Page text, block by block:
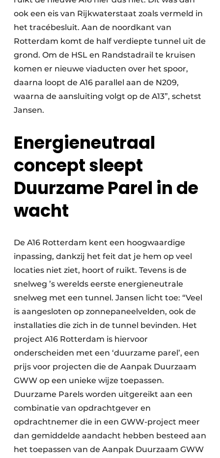
ook een eis van Rijkwaterstaat zoals vermeld in
het tracébesluit. Aan de noordkant van
Rotterdam komt de half verdiepte tunnel uit de
grond. Om de HSL en Randstadrail te kruisen
komen er nieuwe viaducten over het spoor,
daarna loopt de A16 parallel aan de N209,
waarna de aansluiting volgt op de A13”, schetst
Jansen.
Energieneutraal
concept sleept
Duurzame Parel in de
wacht
De A16 Rotterdam kent een hoogwaardige
inpassing, dankzij het feit dat je hem op veel
locaties niet ziet, hoort of ruikt. Tevens is de
snelweg ’s werelds eerste energieneutrale
snelweg met een tunnel. Jansen licht toe: “Veel
is aangesloten op zonnepaneelvelden, ook de
installaties die zich in de tunnel bevinden. Het
project A16 Rotterdam is hiervoor
onderscheiden met een ‘duurzame parel’, een
prijs voor projecten die de Aanpak Duurzaam
GWW op een unieke wijze toepassen.
Duurzame Parels worden uitgereikt aan een
combinatie van opdrachtgever en
opdrachtnemer die in een GWW-project meer
dan gemiddelde aandacht hebben besteed aan
het toepassen van de Aanpak Duurzaam GWW